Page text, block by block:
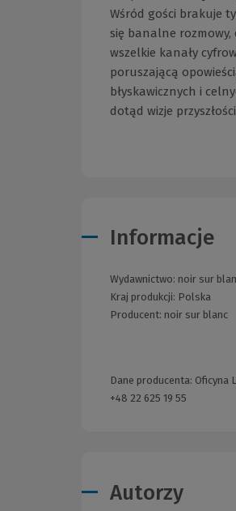
Wśród gości brakuje
się banalne
wszelkie kanały
poruszającą
błyskawicznych i
dotąd wizje
Informacje
Wydawnictwo: noir sur
Kraj produkcji: Polska
Producent: noir sur blanc
Dane producenta:
+48 22 625 19 55
Autorzy